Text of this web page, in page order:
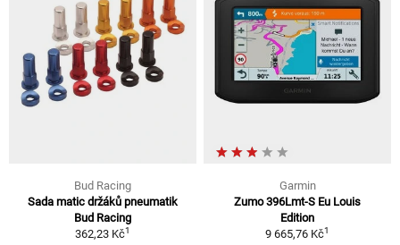
Bud Racing
Sada matic držáků pneumatik
Bud Racing
362,23 Kč1
Garmin
Zumo 396Lmt-S Eu Louis
Edition
9 665,76 Kč1